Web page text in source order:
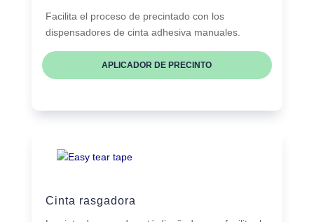
Facilita el proceso de precintado con los
dispensadores de cinta adhesiva manuales.
APLICADOR DE PRECINTO
Cinta rasgadora